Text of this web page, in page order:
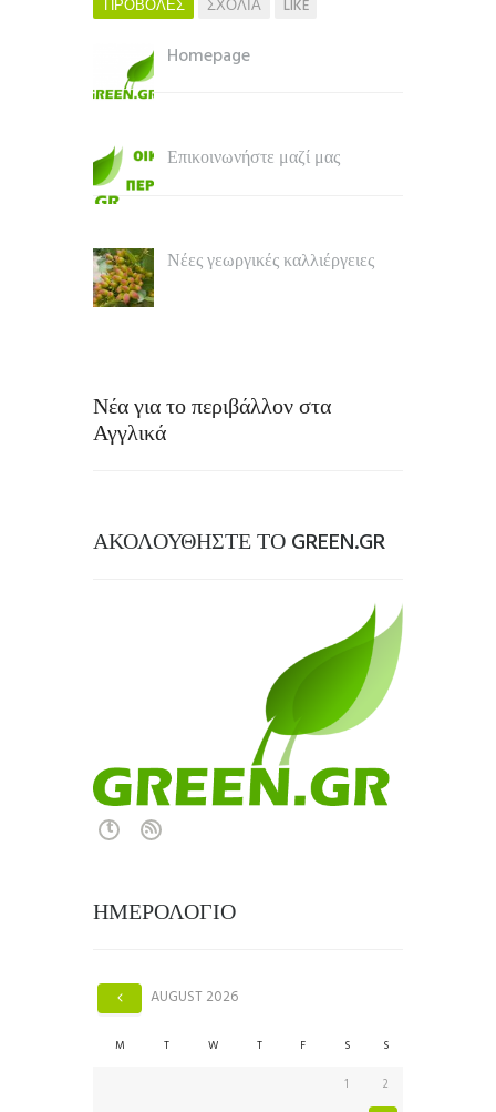
ΠΡΟΒΟΛΕΣ ΣΧΟΛΙΑ LIKE
Homepage
Επικοινωνήστε μαζί μας
Νέες γεωργικές καλλιέργειες
Νέα για το περιβάλλον στα
Αγγλικά
ΑΚΟΛΟΥΘΗΣΤΕ ΤΟ GREEN.GR
ΗΜΕΡΟΛΟΓΙΟ
AUGUST2026
M T W T F S S
1
2